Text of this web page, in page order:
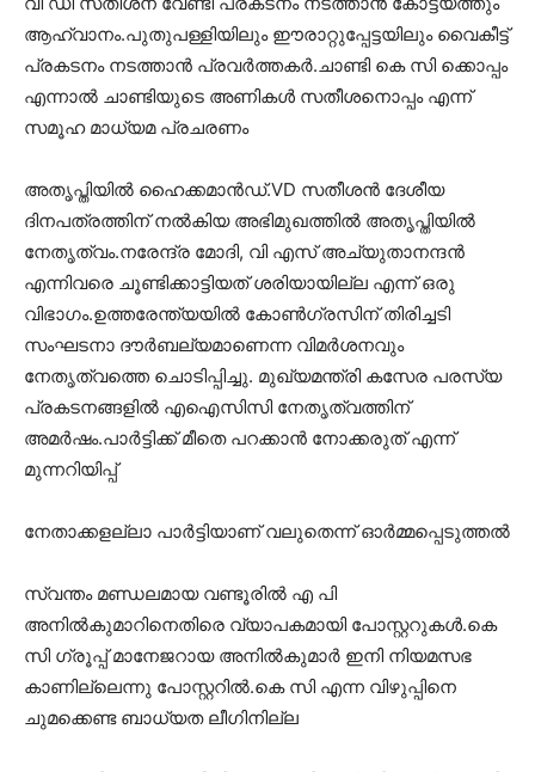
ആഹ്വാനം.പുതുപള്ളിയിലും ഈരാറ്റുപ്പേട്ടയിലും വൈകീട്ട്
പ്രകടനം നടത്താൻ പ്രവർത്തകർ.ചാണ്ടി കെ സി ക്കൊപ്പം
എന്നാൽ ചാണ്ടിയുടെ അണികൾ സതീശനൊപ്പം എന്ന്
സമൂഹ മാധ്യമ പ്രചരണം
അതൃപ്തിയിൽ ഹൈക്കമാൻഡ്.VD സതീശൻ ദേശീയ
ദിനപത്രത്തിന് നൽകിയ അഭിമുഖത്തിൽ അതൃപ്തിയിൽ
നേതൃത്വം.നരേന്ദ്ര മോദി, വി എസ് അച്യുതാനന്ദൻ
എന്നിവരെ ചൂണ്ടിക്കാട്ടിയത് ശരിയായില്ല എന്ന് ഒരു
വിഭാഗം.ഉത്തരേന്ത്യയിൽ കോൺഗ്രസിന് തിരിച്ചടി
സംഘടനാ ദൗർബല്യമാണെന്ന വിമർശനവും
നേതൃത്വത്തെ ചൊടിപ്പിച്ചു. മുഖ്യമന്ത്രി കസേര പരസ്യ
പ്രകടനങ്ങളിൽ എഐസിസി നേതൃത്വത്തിന്
അമർഷം.പാർട്ടിക്ക് മീതെ പറക്കാൻ നോക്കരുത് എന്ന്
മുന്നറിയിപ്പ്
നേതാക്കളല്ലാ പാർട്ടിയാണ് വലുതെന്ന് ഓർമ്മപ്പെടുത്തൽ
സ്വന്തം മണ്ഡലമായ വണ്ടൂരിൽ എ പി
അനിൽകുമാറിനെതിരെ വ്യാപകമായി പോസ്റ്ററുകൾ.കെ
സി ഗ്രൂപ്പ് മാനേജറായ അനിൽകുമാർ ഇനി നിയമസഭ
കാണില്ലെന്നു പോസ്റ്ററിൽ.കെ സി എന്ന വിഴുപ്പിനെ
ചുമക്കെണ്ട ബാധ്യത ലീഗിനില്ല